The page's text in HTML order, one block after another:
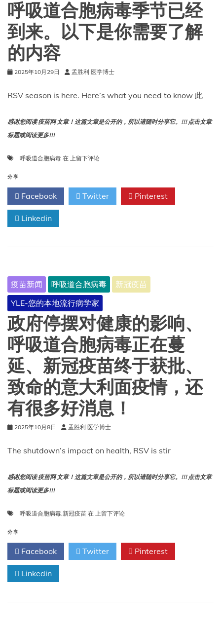
呼吸道合胞病毒季节已经
到来。以下是你需要了解
的内容
2025年10月29日 孟胜利 医学博士
RSV season is here. Here’s what you need to know 此
感谢您阅读 疫苗网 文章！这篇文章是公开的，所以请随时分享它。!!! 点击文章
标题或阅读更多!!!
呼吸道合胞病毒 在 呼
合
病
来。
以
下
是
你
需
要
了
解
的
内
容
上留下评论
分享
Facebook Twitter Pinterest
Linkedin
疫苗新闻 呼吸道合胞病毒
新冠疫苗
YLE-您的本地流行病学家
政府停摆对健康的影响、
呼吸道合胞病毒正在蔓
延、新冠疫苗终于获批、
致命的意大利面疫情，还
有很多好消息！
2025年10月8日 孟胜利 医学博士
The shutdown’s impact on health, RSV is stir
感谢您阅读 疫苗网 文章！这篇文章是公开的，所以请随时分享它。!!! 点击文章
标题或阅读更多!!!
呼吸道合胞病毒,新冠疫苗 在 政
摆
对
健
上留下评论
分享
Facebook Twitter Pinterest
Linkedin